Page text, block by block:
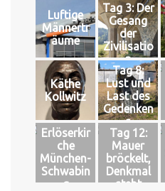
Luftige
Männertr
äume
Tag 3: Der
Gesang
der
Zivilisatio
n
Käthe
Kollwitz
Tag 8:
Lust und
Last des
Gedenken
s
Erlöserkir
che
München-
Schwabin
g
Tag 12:
Mauer
bröckelt,
Denkmal
steht